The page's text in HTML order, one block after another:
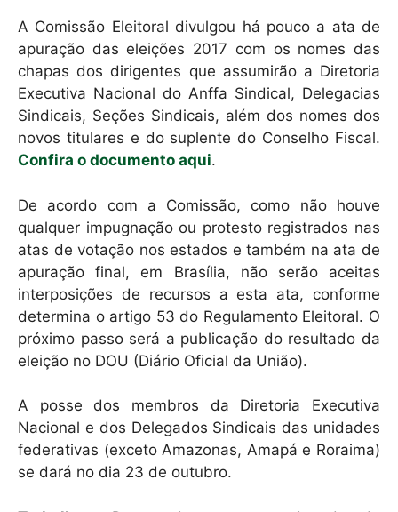
A Comissão Eleitoral divulgou há pouco a ata de
apuração das eleições 2017 com os nomes das
chapas dos dirigentes que assumirão a Diretoria
Executiva Nacional do Anffa Sindical, Delegacias
Sindicais, Seções Sindicais, além dos nomes dos
novos titulares e do suplente do Conselho Fiscal.
Confira o documento aqui.
De acordo com a Comissão, como não houve
qualquer impugnação ou protesto registrados nas
atas de votação nos estados e também na ata de
apuração final, em Brasília, não serão aceitas
interposições de recursos a esta ata, conforme
determina o artigo 53 do Regulamento Eleitoral. O
próximo passo será a publicação do resultado da
eleição no DOU (Diário Oficial da União).
A posse dos membros da Diretoria Executiva
Nacional e dos Delegados Sindicais das unidades
federativas (exceto Amazonas, Amapá e Roraima)
se dará no dia 23 de outubro.